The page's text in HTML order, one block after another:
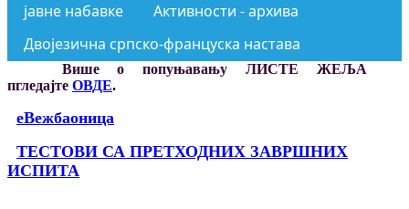
јавне набавке
Активности - архива
Двојезична српско-француска настава
Више о попуњавању ЛИСТЕ ЖЕЉА
пгледајте ОВДЕ.
еВежбаоница
ТЕСТОВИ СА ПРЕТХОДНИХ ЗАВРШНИХ
ИСПИТА